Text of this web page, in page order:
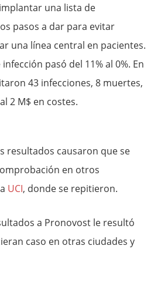
una lista de
pasos a dar para evitar
una línea central en pacientes.
pasó del 11% al 0%. En
43 infecciones, 8 muertes,
2 M$ en costes.
resultados causaron que se
en otros
UCI, donde se repitieron.
a Pronovost le resultó
caso en otras ciudades y